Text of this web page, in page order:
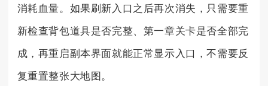
消耗血量。如果刷新入口之后再次消失，只需要重
新检查背包道具是否完整、第一章关卡是否全部完
成，再重启副本界面就能正常显示入口，不需要反
复重置整张大地图。